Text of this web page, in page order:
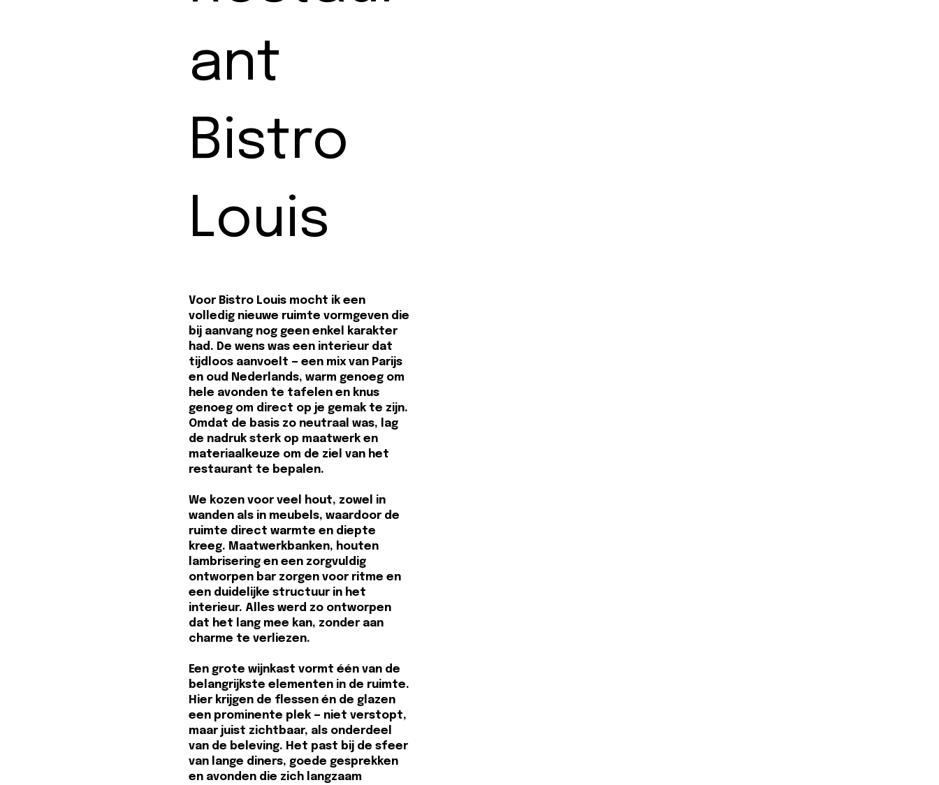
ant
Bistro
Louis
Voor Bistro Louis mocht ik een
volledig nieuwe ruimte vormgeven die
bij aanvang nog geen enkel karakter
had. De wens was een interieur dat
tijdloos aanvoelt — een mix van Parijs
en oud Nederlands, warm genoeg om
hele avonden te tafelen en knus
genoeg om direct op je gemak te zijn.
Omdat de basis zo neutraal was, lag
de nadruk sterk op maatwerk en
materiaalkeuze om de ziel van het
restaurant te bepalen.
We kozen voor veel hout, zowel in
wanden als in meubels, waardoor de
ruimte direct warmte en diepte
kreeg. Maatwerkbanken, houten
lambrisering en een zorgvuldig
ontworpen bar zorgen voor ritme en
een duidelijke structuur in het
interieur. Alles werd zo ontworpen
dat het lang mee kan, zonder aan
charme te verliezen.
Een grote wijnkast vormt één van de
belangrijkste elementen in de ruimte.
Hier krijgen de flessen én de glazen
een prominente plek — niet verstopt,
maar juist zichtbaar, als onderdeel
van de beleving. Het past bij de sfeer
van lange diners, goede gesprekken
en avonden die zich langzaam